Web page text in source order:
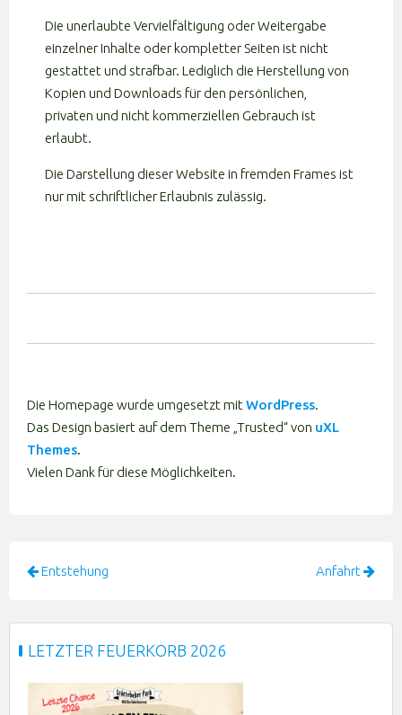
Die unerlaubte Vervielfältigung oder Weitergabe
einzelner Inhalte oder kompletter Seiten ist nicht
gestattet und strafbar. Lediglich die Herstellung von
Kopien und Downloads für den persönlichen,
privaten und nicht kommerziellen Gebrauch ist
erlaubt.
Die Darstellung dieser Website in fremden Frames ist
nur mit schriftlicher Erlaubnis zulässig.
Die Homepage wurde umgesetzt mit WordPress.
Das Design basiert auf dem Theme „Trusted“ von uXL
Themes.
Vielen Dank für diese Möglichkeiten.
Beitragsnavigation
Entstehung Anfahrt
LETZTER FEUERKORB 2026